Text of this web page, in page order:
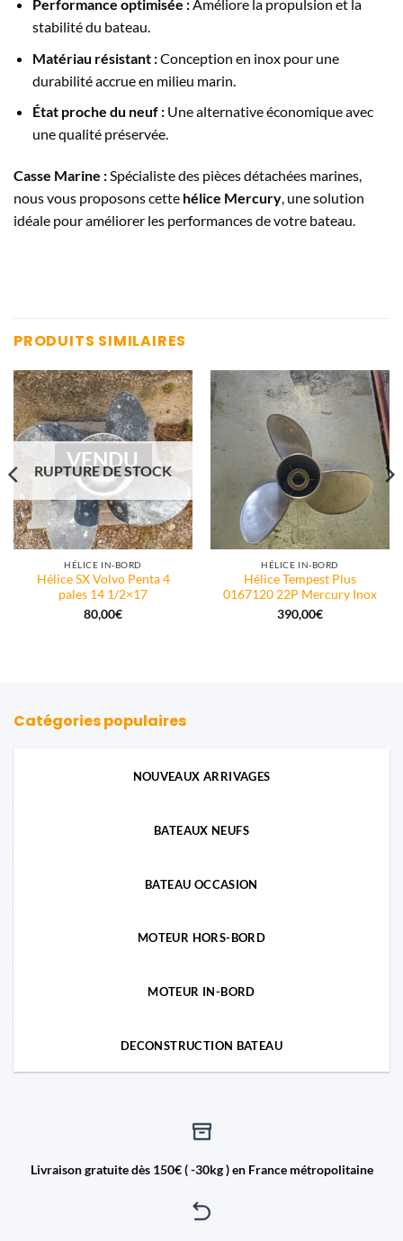
Performance optimisée :Améliore la propulsion et la
stabilité du bateau.
Matériau résistant :Conception en inox pour une
durabilité accrue en milieu marin.
État proche du neuf :Une alternative économique avec
une qualité préservée.
Casse Marine :Spécialiste des pièces détachées marines,
nous vous proposons cette hélice Mercury, une solution
idéale pour améliorer les performances de votre bateau.
PRODUITS SIMILAIRES
VENDU
RUPTURE DE STOCK
HÉLICE IN-BORD
Hélice SX Volvo Penta 4
pales 14 1/2×17
80,00€
HÉLICE IN-BORD
Hélice Tempest Plus
0167120 22P Mercury Inox
390,00€
Catégories populaires
NOUVEAUX ARRIVAGES
BATEAUX NEUFS
BATEAU OCCASION
MOTEUR HORS-BORD
MOTEUR IN-BORD
DECONSTRUCTION BATEAU
Livraison gratuite dès 150€ ( -30kg ) en France métropolitaine